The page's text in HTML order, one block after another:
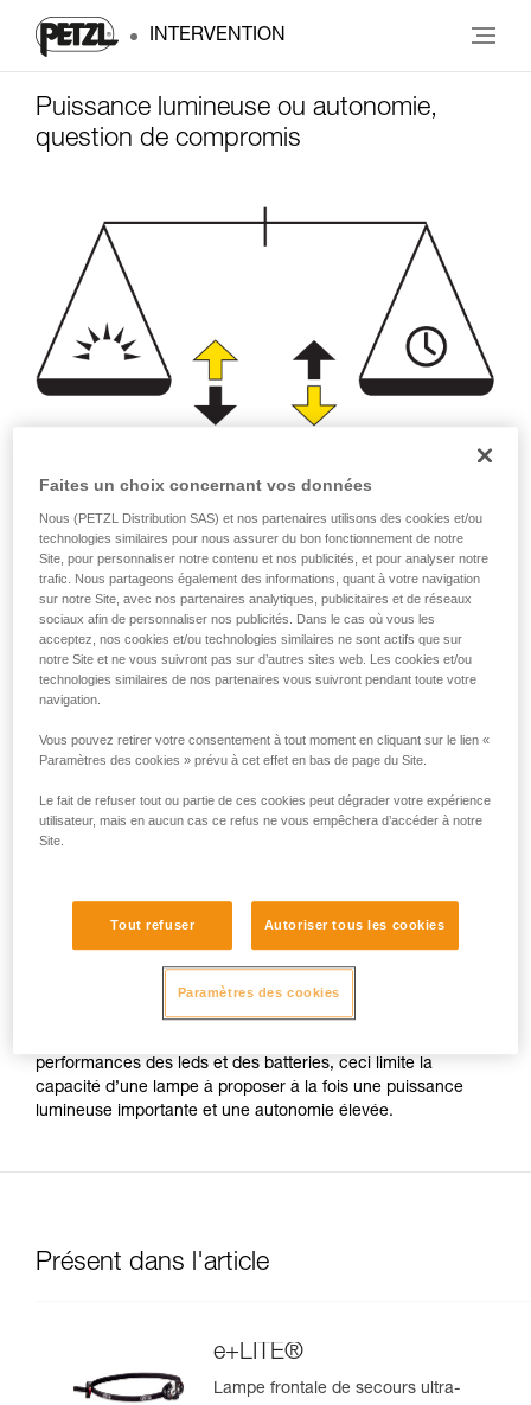
INTERVENTION
Puissance lumineuse ou autonomie,
question de compromis
Puissance
d'éclairage
(lumens)
(heures)
ou
Privilégier la
puissance
d'éclairage au
détriment de
Privilégier
l'autonomie au
détriment de la
La puissance d'éclairage d’une lampe et son autonomie sont
deux paramètres indissociables, quelle que soit la
technologie d’éclairage utilisée. Pour une quantité d’énergie
donnée, l'augmentation de la puissance lumineuse entraîne
Dans le cas d’une lampe frontale compacte se portant
entièrement sur la tête, la source d’énergie (piles ou
batteries rechargeables) est souvent limitée en termes de
capacité, afin d’en réduire la taille et le poids pour assurer
performances des leds et des batteries, ceci limite la
capacité d’une lampe à proposer à la fois une puissance
lumineuse importante et une autonomie élevée.
Présent dans l'article
e+LITE®
Lampe frontale de secours ultra-
Faites un choix concernant vos données
Nous (PETZL Distribution SAS) et nos partenaires utilisons des cookies et/ou
technologies similaires pour nous assurer du bon fonctionnement de notre
Site, pour personnaliser notre contenu et nos publicités, et pour analyser notre
trafic. Nous partageons également des informations, quant à votre navigation
sur notre Site, avec nos partenaires analytiques, publicitaires et de réseaux
sociaux afin de personnaliser nos publicités. Dans le cas où vous les
acceptez, nos cookies et/ou technologies similaires ne sont actifs que sur
notre Site et ne vous suivront pas sur d’autres sites web. Les cookies et/ou
technologies similaires de nos partenaires vous suivront pendant toute votre
navigation.
Vous pouvez retirer votre consentement à tout moment en cliquant sur le lien «
Paramètres des cookies » prévu à cet effet en bas de page du Site.
Le fait de refuser tout ou partie de ces cookies peut dégrader votre expérience
utilisateur, mais en aucun cas ce refus ne vous empêchera d’accéder à notre
Site.
Tout refuser Autoriser tous les cookies
Paramètres des cookies